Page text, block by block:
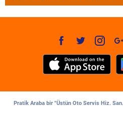
Pratik Araba bir "Üstün Oto Servis Hiz.